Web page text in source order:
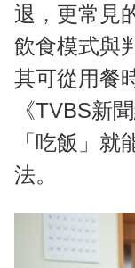
退，更常見
飲食模式與
其可從用餐
《TVBS新
「吃飯」
法。